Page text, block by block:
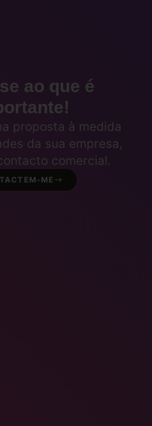
ao que é
proposta à medida
da sua empresa,
comercial.
ME